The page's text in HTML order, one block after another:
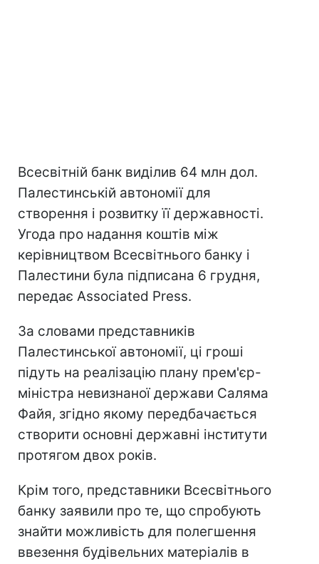
Всесвітній банк виділив 64 млн дол.
Палестинській автономії для
створення і розвитку її державності.
Угода про надання коштів між
керівництвом Всесвітнього банку і
Палестини була підписана 6 грудня,
передає Associated Press.
За словами представників
Палестинської автономії, ці гроші
підуть на реалізацію плану прем'єр-
міністра невизнаної держави Саляма
Файя, згідно якому передбачається
створити основні державні інститути
протягом двох років.
Крім того, представники Всесвітнього
банку заявили про те, що спробують
знайти можливість для полегшення
ввезення будівельних матеріалів в